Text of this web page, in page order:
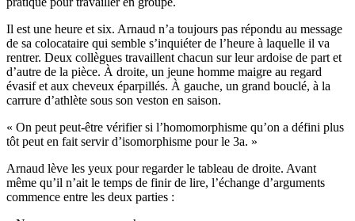
Il est une heure et six. Arnaud n’a toujours pas répondu au message
de sa colocataire qui semble s’inquiéter de l’heure à laquelle il va
rentrer. Deux collègues travaillent chacun sur leur ardoise de part et
d’autre de la pièce. À droite, un jeune homme maigre au regard
évasif et aux cheveux éparpillés. À gauche, un grand bouclé, à la
carrure d’athlète sous son veston en saison.
« On peut peut-être vérifier si l’homomorphisme qu’on a défini plus
tôt peut en fait servir d’isomorphisme pour le 3a. »
Arnaud lève les yeux pour regarder le tableau de droite. Avant
même qu’il n’ait le temps de finir de lire, l’échange d’arguments
commence entre les deux parties :